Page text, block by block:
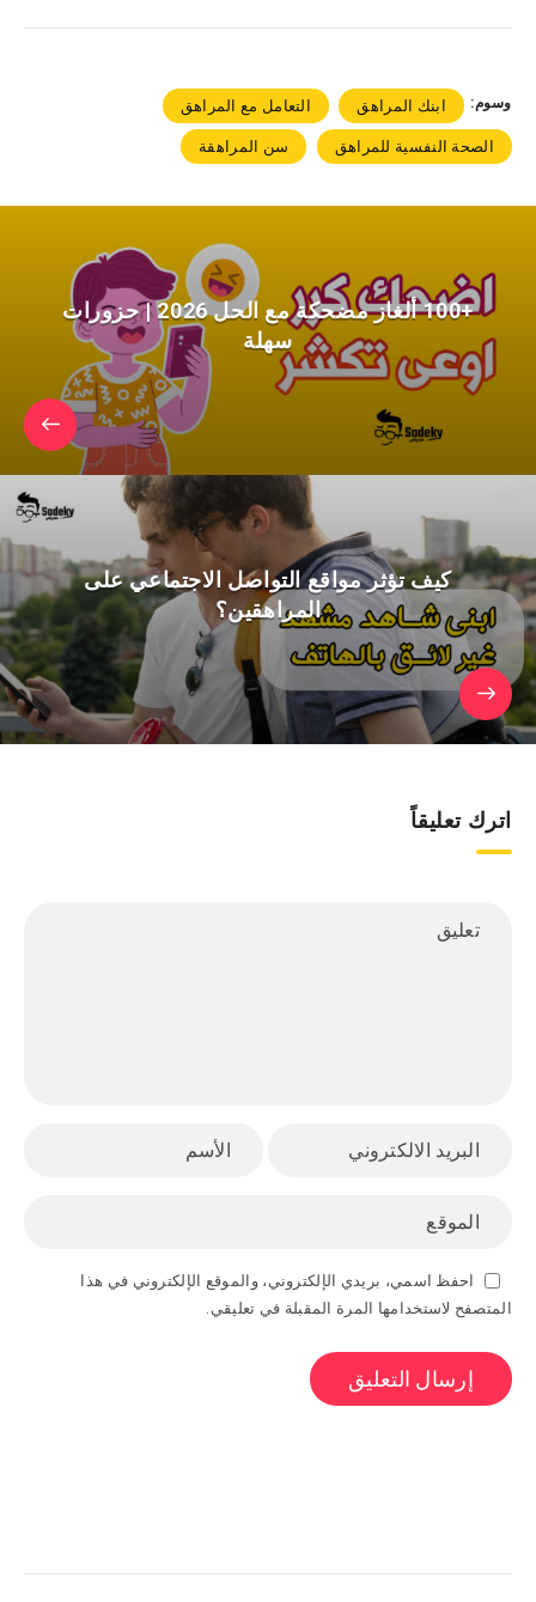
وسوم: ابنك المراهق
التعامل مع المراهق
الصحة النفسية للمراهق
سن المراهقة
+100 ألغاز مضحكة مع الحل 2026 | حزورات
سهلة
كيف تؤثر مواقع التواصل الاجتماعي على
المراهقين؟
اترك تعليقاً
احفظ اسمي، بريدي الإلكتروني، والموقع الإلكتروني في هذا
المتصفح لاستخدامها المرة المقبلة في تعليقي.